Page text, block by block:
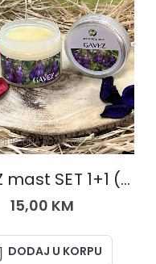
KOZMETIKA
GAVEZ mast SET 1+1 (dvije kutije)
15,00 KM
DODAJ U KORPU